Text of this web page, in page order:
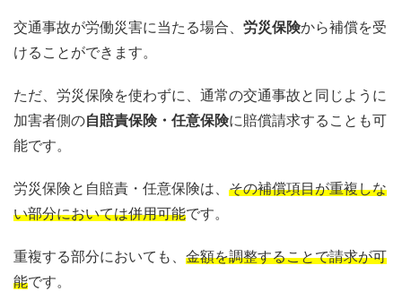
交通事故が労働災害に当たる場合、 労災保険から補償を受
けることができます。
ただ、労災保険を使わずに、通常の交通事故と同じように
加害者側の自賠責保険・任意保険に賠償請求することも可
能です。
労災保険と自賠責・任意保険は、 その補償項目が重複しな
い部分においては併用可能です。
重複する部分においても、 金額を調整することで請求が可
能です。